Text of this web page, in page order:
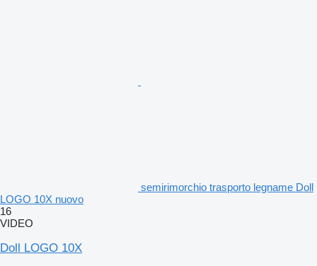
semirimorchio trasporto legname Doll
LOGO 10X nuovo
16
VIDEO
Doll LOGO 10X